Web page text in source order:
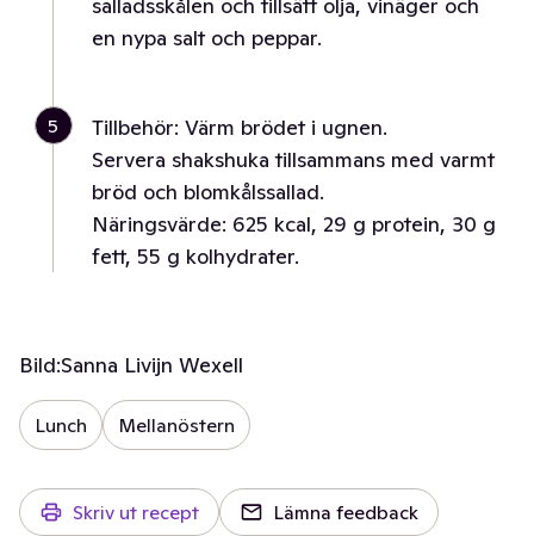
en nypa salt och peppar.
5
Tillbehör: Värm brödet i ugnen.
Servera shakshuka tillsammans med varmt
bröd och blomkålssallad.
Näringsvärde: 625 kcal, 29 g protein, 30 g
fett, 55 g kolhydrater.
Bild:Sanna Livijn Wexell
Lunch Mellanöstern
Skriv ut recept Lämna feedback